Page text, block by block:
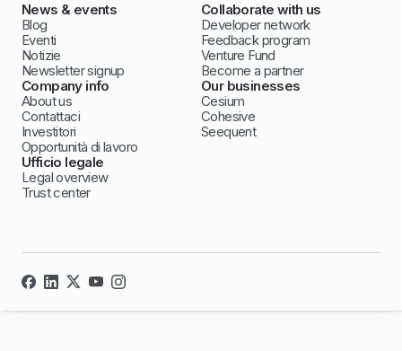
News & events
Blog
Eventi
Notizie
Newsletter signup
Collaborate with us
Developer network
Feedback program
Venture Fund
Become a partner
Company info
About us
Contattaci
Investitori
Opportunità di lavoro
Our businesses
Cesium
Cohesive
Seequent
Ufficio legale
Legal overview
Trust center